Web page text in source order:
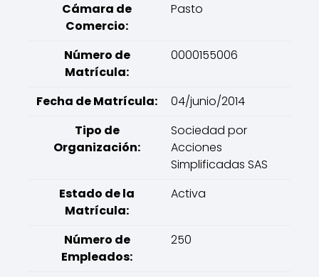
Cámara de
Comercio:
Pasto
Número de
Matrícula:
0000155006
Fecha de Matrícula:
04/junio/2014
Tipo de
Organización:
Sociedad por
Acciones
Simplificadas SAS
Estado de la
Matrícula:
Activa
Número de
Empleados:
250